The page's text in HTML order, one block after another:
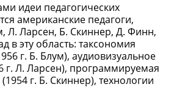
идеи педагогических
американские педагоги,
Л. Ларсен, Б. Скиннер, Д. Финн,
в эту область: таксономия
г. Б. Блум), аудиовизуальное
г. Л. Ларсен), программируемая
г. Б. Скиннер), технологии